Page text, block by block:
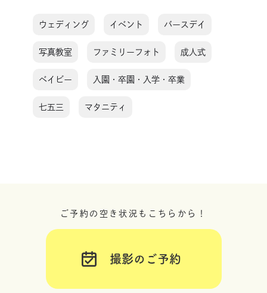
ウェディング イベント バースデイ
写真教室 ファミリーフォト 成人式
ベイビー 入園・卒園・入学・卒業
七五三 マタニティ
ご予約の空き状況もこちらから！
撮影のご予約